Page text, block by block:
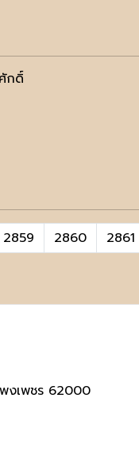
กดิ์
2859 2860 2861
งเพชร 62000